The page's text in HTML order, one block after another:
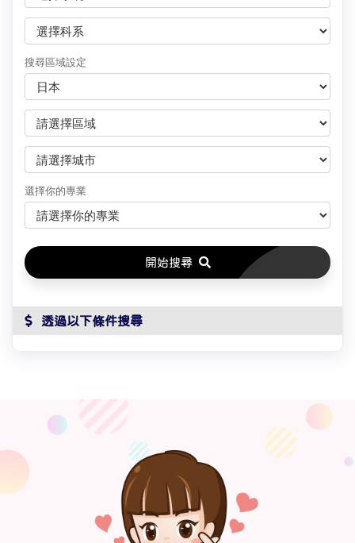
搜尋區域設定
選擇你的專業
開始搜尋
透過以下條件搜尋